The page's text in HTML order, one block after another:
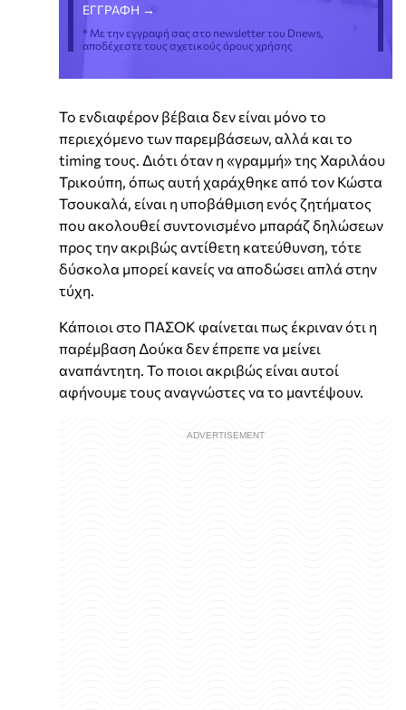
* Με την εγγραφή σας στο newsletter του Dnews,
αποδέχεστε τους σχετικούς όρους χρήσης
Το ενδιαφέρον βέβαια δεν είναι μόνο το
περιεχόμενο των παρεμβάσεων, αλλά και το
timing τους. Διότι όταν η «γραμμή» της Χαριλάου
Τρικούπη, όπως αυτή χαράχθηκε από τον Κώστα
Τσουκαλά, είναι η υποβάθμιση ενός ζητήματος
που ακολουθεί συντονισμένο μπαράζ δηλώσεων
προς την ακριβώς αντίθετη κατεύθυνση, τότε
δύσκολα μπορεί κανείς να αποδώσει απλά στην
τύχη.
Κάποιοι στο ΠΑΣΟΚ φαίνεται πως έκριναν ότι η
παρέμβαση Δούκα δεν έπρεπε να μείνει
αναπάντητη. Το ποιοι ακριβώς είναι αυτοί
αφήνουμε τους αναγνώστες να το μαντέψουν.